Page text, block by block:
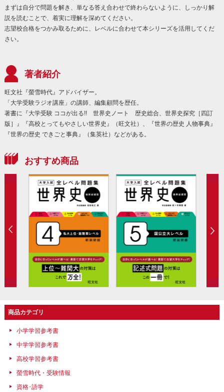
まずは自分で問題を解き、単なる答え合わせで終わらないように、しっかり解
説を読むことで、着実に理解を深めてください。
志望校合格をつかみ取るために、レベルに合わせて本シリーズを活用してくだ
さい。
著者紹介
旺文社『螢雪時代』アドバイザー。
「大学受験ラジオ講座」の講師、編集顧問を歴任。
著書に『大学受験 ココが出る!! 世界史ノート 歴史総合、世界史探究［四訂
版］』『高校とってもやさしい世界史』（旺文社）、『世界の歴史 人物事典』
『世界の歴史 できごと事典』（集英社）などがある。
おすすめ商品
商品カテゴリ
小学学習参考書
中学学習参考書
高校学習参考書
螢雪時代・受験情報
資格･語学